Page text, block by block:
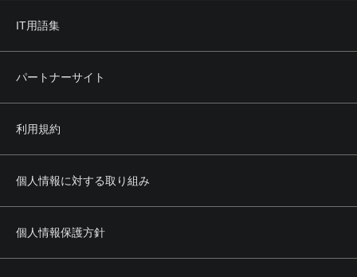
IT用語集
パートナーサイト
利用規約
個人情報に対する取り組み
個人情報保護方針